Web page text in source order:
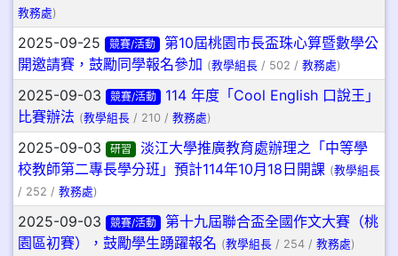
教務處)
2025-09-25 競賽/活動
第10屆桃園市長盃珠心算暨數學公
開邀請賽，鼓勵同學報名參加 (教學組長 / 502 / 教務處)
2025-09-03 競賽/活動
114 年度「Cool English 口說王」
比賽辦法 (教學組長 / 210 / 教務處)
2025-09-03 研習
淡江大學推廣教育處辦理之「中等學
校教師第二專長學分班」預計114年10月18日開課 (教學組長
/ 252 / 教務處)
2025-09-03 競賽/活動
第十九屆聯合盃全國作文大賽（桃
園區初賽），鼓勵學生踴躍報名 (教學組長 / 254 / 教務處)